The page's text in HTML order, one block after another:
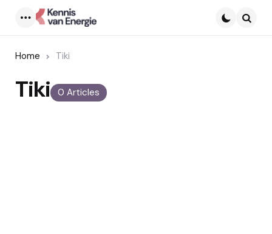
Home Tiki
0 Articles
Tiki